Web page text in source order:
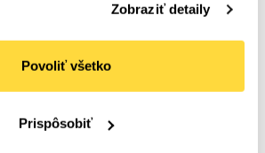
Zobraziť detaily
Povoliť všetko
Prispôsobiť
Do
košíka
,17 €(1,44 €s DPH)
Do